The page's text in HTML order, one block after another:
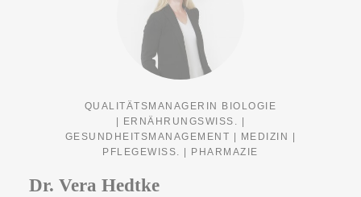
QUALITÄTSMANAGERIN BIOLOGIE
| ERNÄHRUNGSWISS. |
GESUNDHEITSMANAGEMENT | MEDIZIN |
PFLEGEWISS. | PHARMAZIE
Dr. Vera Hedtke